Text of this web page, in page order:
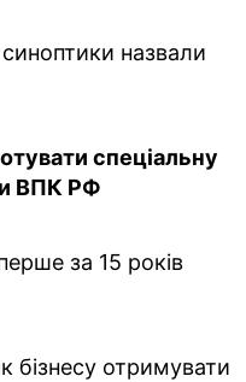
назвали
спеціальну
ВПК РФ
за 15 років
бізнесу отримувати